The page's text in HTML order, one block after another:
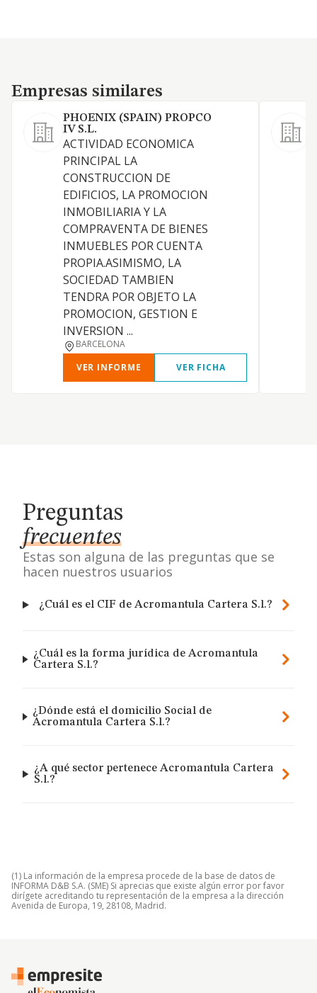
Empresas similares
Empresas similares
PHOENIX (SPAIN) PROPCO
IV S.L.
ACTIVIDAD ECONOMICA
PRINCIPAL LA
CONSTRUCCION DE
EDIFICIOS, LA PROMOCION
INMOBILIARIA Y LA
COMPRAVENTA DE BIENES
INMUEBLES POR CUENTA
PROPIA.ASIMISMO, LA
SOCIEDAD TAMBIEN
TENDRA POR OBJETO LA
PROMOCION, GESTION E
INVERSION ...
BARCELONA
VER INFORME
VER FICHA
Preguntas
frecuentes
Estas son alguna de las preguntas que se
hacen nuestros usuarios
¿Cuál es el CIF de Acromantula Cartera S.l.?
¿Cuál es la forma jurídica de Acromantula
Cartera S.l.?
¿Dónde está el domicilio Social de
Acromantula Cartera S.l.?
¿A qué sector pertenece Acromantula Cartera
S.l.?
(1) La información de la empresa procede de la base de datos de
INFORMA D&B S.A. (SME) Si aprecias que existe algún error por favor
dirígete acreditando tu representación de la empresa a la dirección
Avenida de Europa, 19, 28108, Madrid.